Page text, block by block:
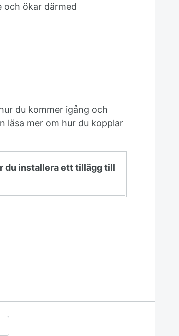
och ökar därmed
du kommer igång och
läsa mer om hur du kopplar
du installera ett tillägg till